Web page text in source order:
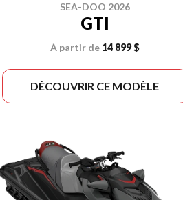
SEA-DOO 2026
GTI
À partir de 14 899 $
DÉCOUVRIR CE MODÈLE